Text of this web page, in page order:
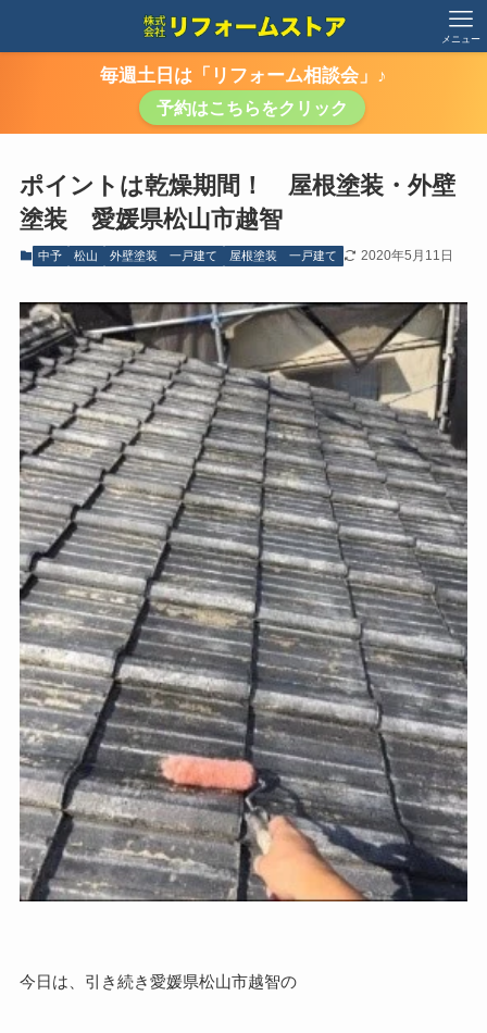
メニュー
毎週土日は「リフォーム相談会」♪
予約はこちらをクリック
ポイントは乾燥期間！ 屋根塗装・外壁
塗装 愛媛県松山市越智
中予 松山 外壁塗装 一戸建て 屋根塗装 一戸建て 2020年5月11日
今日は、引き続き愛媛県松山市越智の